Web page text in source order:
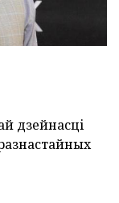
дзейнасці